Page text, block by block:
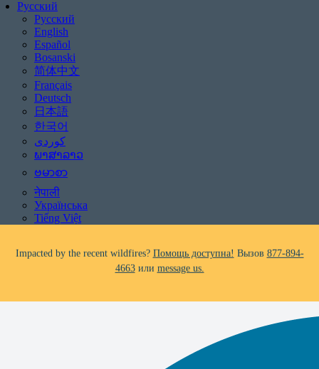
Русский
Русский
English
Español
Bosanski
简体中文
Français
Deutsch
日本語
한국어
ພາສາລາວ
ဗမာစာ
नेपाली
Українська
Tiếng Việt
Be aware of scams: WHRC does not make unsolicited phone calls and will
If you receive a suspicious call claiming to be from WHRC, please contact
Impacted by the recent wildfires?
Facing foreclosure?Помощь доступна!Вызов877-894-4663или
message us.
Be aware of scams: WHRC does not make unsolicited phone calls and will
If you receive a suspicious call claiming to be from WHRC, please contact
877-894-4663.